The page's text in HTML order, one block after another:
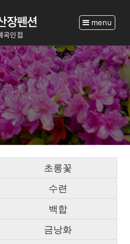
menu
초롱꽃
수련
백합
금낭화